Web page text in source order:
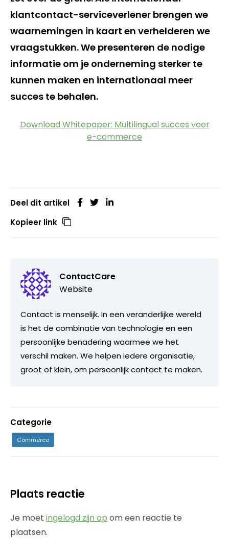
klantcontact-serviceverlener brengen we
waarnemingen in kaart en verhelderen we
vraagstukken. We presenteren de nodige
informatie om je onderneming sterker te
kunnen maken en internationaal meer
succes te behalen.
Download Whitepaper: Multilingual succes voor
e-commerce
Deel dit artikel
Kopieer link
ContactCare
Website
Contact is menselijk. In een veranderlijke wereld
is het de combinatie van technologie en een
persoonlijke benadering waarmee we het
verschil maken. We helpen iedere organisatie,
groot of klein, om persoonlijk contact te maken.
Categorie
Commerce
Plaats reactie
Je moet ingelogd zijn op om een reactie te
plaatsen.